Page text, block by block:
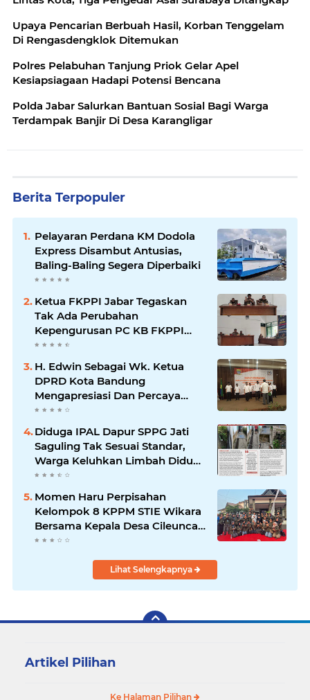
Upaya Pencarian Berbuah Hasil, Korban Tenggelam
Di Rengasdengklok Ditemukan
Polres Pelabuhan Tanjung Priok Gelar Apel
Kesiapsiagaan Hadapi Potensi Bencana
Polda Jabar Salurkan Bantuan Sosial Bagi Warga
Terdampak Banjir Di Desa Karangligar
Berita Terpopuler
Pelayaran Perdana KM Dodola
Express Disambut Antusias,
Baling-Baling Segera Diperbaiki
Ketua FKPPI Jabar Tegaskan
Tak Ada Perubahan
Kepengurusan PC KB FKPPI
Sumedang, Ketua Cabang
H. Edwin Sebagai Wk. Ketua
DPRD Kota Bandung
Mengapresiasi Dan Percaya
Penuh Kepada Kepemimpinan
Lpm Kota Bandung Periode
2021-2026
Diduga IPAL Dapur SPPG Jati
Saguling Tak Sesuai Standar,
Warga Keluhkan Limbah Diduga
Mengalir ke Sungai
Momen Haru Perpisahan
Kelompok 8 KPPM STIE Wikara
Bersama Kepala Desa Cileunca
di Kecamatan Bojong
Lihat Selengkapnya
Artikel Pilihan
Ke Halaman Pilihan